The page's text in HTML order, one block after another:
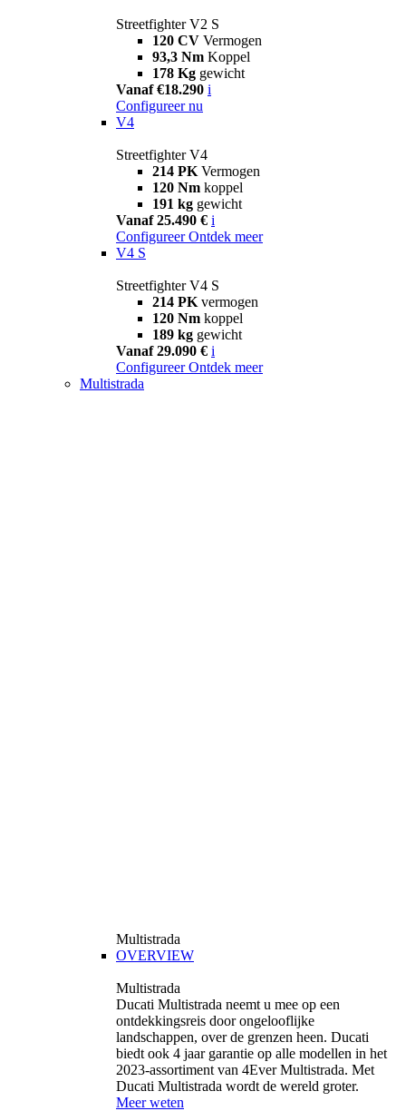
Streetfighter V2 S
120 CV Vermogen
93,3 Nm Koppel
178 Kg gewicht
Vanaf €18.290 i
Configureer nu
V4
Streetfighter V4
214 PK Vermogen
120 Nm koppel
191 kg gewicht
Vanaf 25.490 € i
Configureer Ontdek meer
V4 S
Streetfighter V4 S
214 PK vermogen
120 Nm koppel
189 kg gewicht
Vanaf 29.090 € i
Configureer Ontdek meer
Multistrada
Multistrada
OVERVIEW
Multistrada
Ducati Multistrada neemt u mee op een
ontdekkingsreis door ongelooflijke
landschappen, over de grenzen heen. Ducati
biedt ook 4 jaar garantie op alle modellen in het
2023-assortiment van 4Ever Multistrada. Met
Ducati Multistrada wordt de wereld groter.
Meer weten